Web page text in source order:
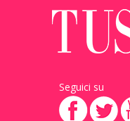
Seguici su